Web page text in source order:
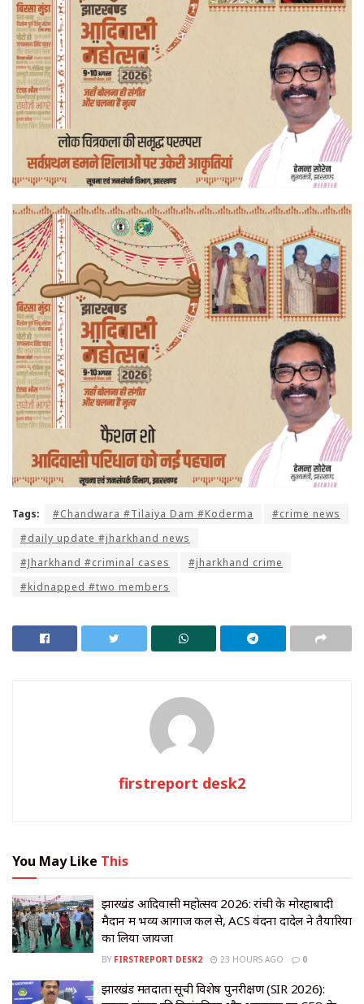
Tags: #Chandwara #Tilaiya Dam #​​Koderma
#crime news
#daily update #jharkhand news
#Jharkhand #criminal cases
#jharkhand crime
#kidnapped #two members
firstreport desk2
You May Like This
झारखंड आदिवासी महोत्सव 2026: रांची के मोरहाबादी
मैदान में भव्य आगाज कल से, ACS वंदना दादेल ने तैयारियों
का लिया जायजा
BY FIRSTREPORT DESK2 23 HOURS AGO 0
झारखंड मतदाता सूची विशेष पुनरीक्षण (SIR 2026):